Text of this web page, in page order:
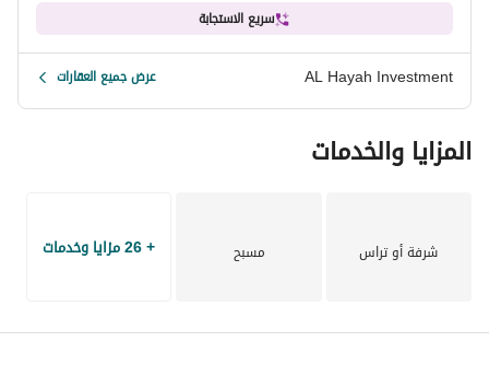
للمزيد من التفاصيل . . . . . اتصل الان : عرض معلومات الاتصال
وللتواصل وارسال التفاصيل . . . . . . . . . . . . . واست اب :
سريع الاستجابة
AL Hayah Investment عرض جميع العقارات
المزايا والخدمات
شرفة أو تراس مسبح + 26 مزايا وخدمات